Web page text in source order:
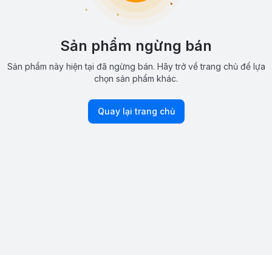
Sản phẩm ngừng bán
Sản phẩm này hiện tại đã ngừng bán. Hãy trở về trang chủ để lựa
chọn sản phẩm khác.
Quay lại trang chủ